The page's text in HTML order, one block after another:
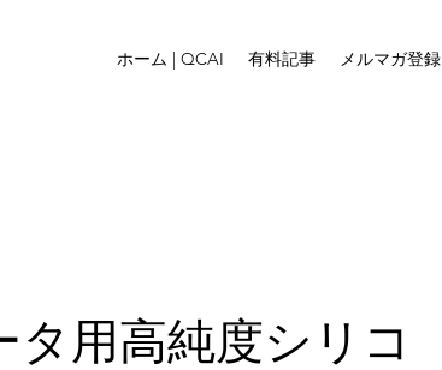
ホーム | QCAI 有料記事 メルマガ登録
用高純度シリコ